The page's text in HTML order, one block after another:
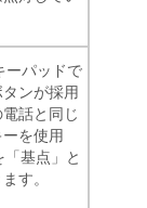
ーパッドで
ンが採用
話と同じ
を使用
「基点」と
す。